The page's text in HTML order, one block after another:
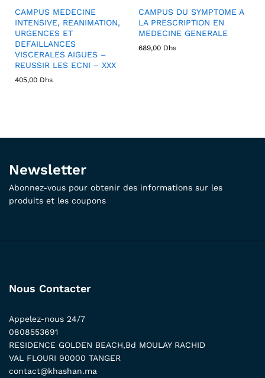
CAMPUS MEDECINE
INTENSIVE, REANIMATION,
URGENCES ET
DEFAILLANCES
VISCERALES AIGUES –
REUSSIR LES ECNI – XXX
405,00 Dhs
CAMPUS DU SYMPTOME A
LA PRESCRIPTION EN
MEDECINE GENERALE
689,00 Dhs
Newsletter
Abonnez-vous pour obtenir des informations sur les
produits et les coupons
Nous Contacter
Appelez-nous 24/7
0808553691
RESIDENCE GOLDEN BEACH,Bd MOULAY RACHID
VAL FLOURI 90000 TANGER
contact@khashan.ma